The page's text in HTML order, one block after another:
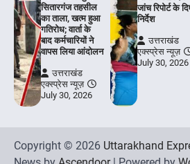
सितारगंज तहसील
का ताला, खत्म हुआ
गतिरोध; वार्ता के
बाद कर्मचारियों ने
वापस लिया आंदोलन
उत्तराखंड
एक्स्प्रेस न्यूज़
July 30, 2026
जांच रिपोर्ट के
निर्देश
उत्तराखंड
एक्स्प्रेस न्यूज़
July 30, 2026
Copyright © 2026 Uttarakhand